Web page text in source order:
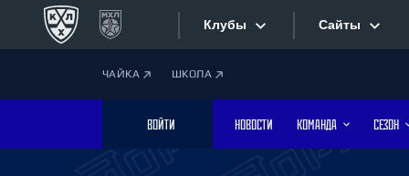
Клубы
Дивизион Боброва
Лада
Сайты
ЧАЙКА ШКОЛА
ВОЙТИ НОВОСТИ КОМАНДА СЕЗОН